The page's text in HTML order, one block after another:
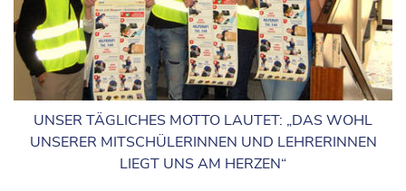
UNSER TÄGLICHES MOTTO LAUTET: „DAS WOHL
UNSERER MITSCHÜLERINNEN UND LEHRERINNEN
LIEGT UNS AM HERZEN“